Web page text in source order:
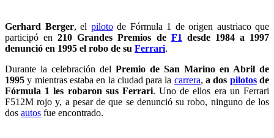
Gerhard Berger, el pilotode Fórmula 1 de origen austriaco que
participó en210 Grandes Premios de F1 desde 1984 a 1997
denunció en 1995 el robo de su Ferrari.
Durante la celebración del Premio de San Marino en Abril de
1995 y mientras estaba en la ciudad para la carrera,a dos pilotosde
Fórmula 1 les robaron sus Ferrari. Uno de ellos era un Ferrari
F512M rojo y, a pesar de que se denunció su robo, ninguno de los
dos autos fue encontrado.